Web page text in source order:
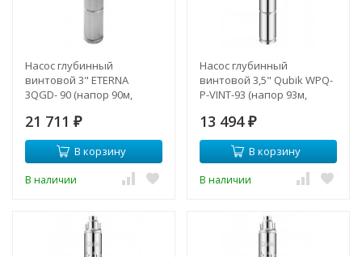
Насос глубинный
винтовой 3" ETERNA
3QGD- 90 (напор 90м,
21 711 ₽
В корзину
В наличии
Насос глубинный
винтовой 3,5" Qubik WPQ-
P-VINT-93 (напор 93м,
13 494 ₽
В корзину
В наличии